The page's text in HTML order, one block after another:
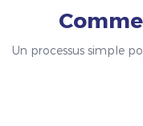
Un processus simple